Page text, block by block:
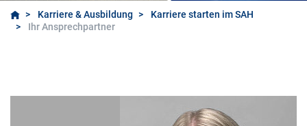
Karriere & Ausbildung
Karriere starten im SAH
Ihr Ansprechpartner